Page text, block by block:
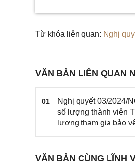
Từ khóa liên quan: Nghị
VĂN BẢN LIÊN QUAN
01
Nghị quyết 03/2024/
số lượng thành viên
lượng tham gia bảo
VĂN BẢN CÙNG LĨNH